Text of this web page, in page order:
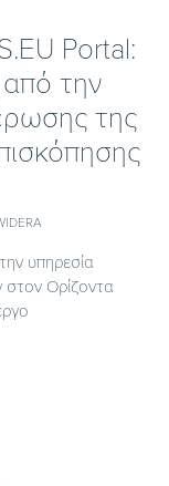
Portal:
από την
της
υπηρεσία
Ορίζοντα